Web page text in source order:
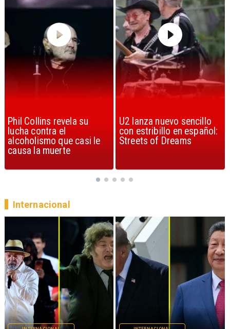
U2 lanza nuevo sencillo
con estribillo en español:
Streets of Dreams
“Africa” de Toto es
considerada la mejor
canción, según la ciencia
Internacional